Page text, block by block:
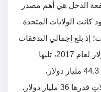
الدخل هي أهم مصدر
كانت الولايات المتحدة
إذ بلغ إجمالي التدفقات
المالية الوافدة منها 67.9 مليار دولار لعام 2017، تليها
الإمارات العربية المتحدة بإجمالي 44.3 مليار دولار،
والمملكة العربية السعودية بتحويلاتٍ قدرها 36 مليار دولار.